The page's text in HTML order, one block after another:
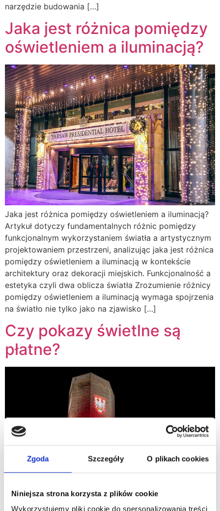
Zgoda Szczegóły O plikach cookies
Niniejsza strona korzysta z plików cookie
Wykorzystujemy pliki cookie do spersonalizowania treści
narzędzie budowania […]
Jaka jest różnica pomiędzy
oświetleniem a iluminacją?
Jaka jest różnica pomiędzy oświetleniem a iluminacją?
Artykuł dotyczy fundamentalnych różnic pomiędzy
funkcjonalnym wykorzystaniem światła a artystycznym
projektowaniem przestrzeni, analizując jaka jest różnica
pomiędzy oświetleniem a iluminacją w kontekście
architektury oraz dekoracji miejskich. Funkcjonalność a
estetyka czyli dwa oblicza światła Zrozumienie różnicy
pomiędzy oświetleniem a iluminacją wymaga spojrzenia
na światło nie tylko jako na zjawisko […]
Czy pokazy świetlne są
płatne?